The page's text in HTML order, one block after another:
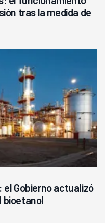
tras la medida de
Gobierno actualizó
bioetanol